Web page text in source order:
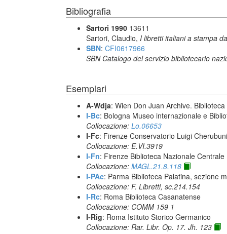
Bibliografia
Sartori 1990 13611
Sartori, Claudio, I libretti italiani a stampa
SBN: CFI0617966
SBN Catalogo del servizio bibliotecario
Esemplari
A-Wdja: Wien Don Juan Archive.
I-Bc: Bologna Museo internazionale e
Collocazione: Lo.06653
I-Fc: Firenze Conservatorio Luigi Cherubuni
Collocazione: E.VI.3919
I-Fn: Firenze Biblioteca Nazionale Centrale
Collocazione: MAGL.21.8.118
I-PAc: Parma Biblioteca Palatina, sezione
Collocazione: F. Libretti, sc.214.154
I-Rc: Roma Biblioteca Casanatense
Collocazione: COMM 159 1
I-Rig: Roma Istituto Storico Germanico
Collocazione: Rar. Libr. Op. 17. Jh. 123